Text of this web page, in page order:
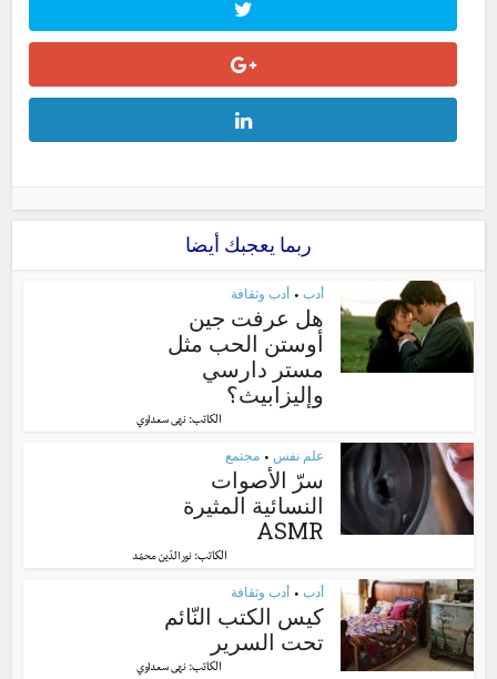
ربما يعجبك أيضا
أدب • أدب وثقافة
هل عرفت جين
أوستن الحب مثل
مستر دارسي
وإليزابيث؟
الكاتب: نهى سعداوي
علم نفس • مجتمع
سرّ الأصوات
النسائية المثيرة
ASMR
الكاتب:نور الدّين محمّد
أدب • أدب وثقافة
كيس الكتب النّائم
تحت السرير
الكاتب: نهى سعداوي